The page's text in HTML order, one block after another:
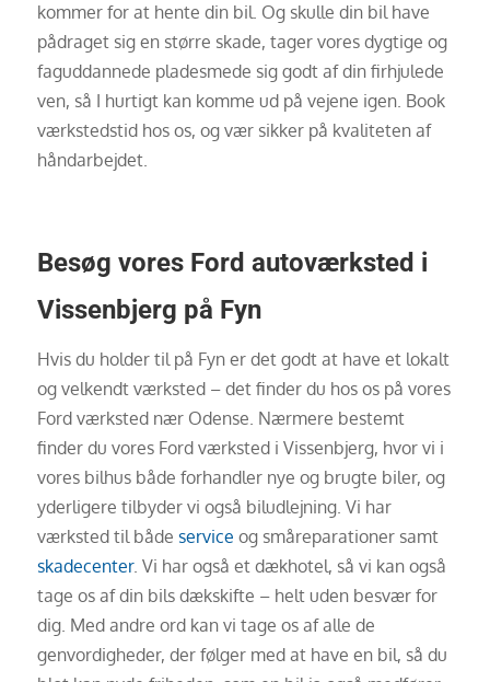
kommer for at hente din bil. Og skulle din bil have
pådraget sig en større skade, tager vores dygtige og
faguddannede pladesmede sig godt af din firhjulede
ven, så I hurtigt kan komme ud på vejene igen. Book
værkstedstid hos os, og vær sikker på kvaliteten af
håndarbejdet.
Besøg vores Ford autoværksted i
Vissenbjerg på Fyn
Hvis du holder til på Fyn er det godt at have et lokalt
og velkendt værksted – det finder du hos os på vores
Ford værksted nær Odense. Nærmere bestemt
finder du vores Ford værksted i Vissenbjerg, hvor vi i
vores bilhus både forhandler nye og brugte biler, og
yderligere tilbyder vi også biludlejning. Vi har
værksted til både service og småreparationer samt
skadecenter. Vi har også et dækhotel, så vi kan også
tage os af din bils dækskifte – helt uden besvær for
dig. Med andre ord kan vi tage os af alle de
genvordigheder, der følger med at have en bil, så du